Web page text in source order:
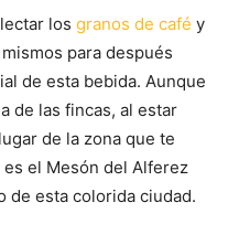
los granos de café y
para después
de esta bebida. Aunque
de las fincas, al estar
de la zona que te
el Mesón del Alferez
de esta colorida ciudad.